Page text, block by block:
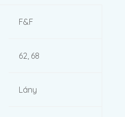
F&F
62, 68
Lány